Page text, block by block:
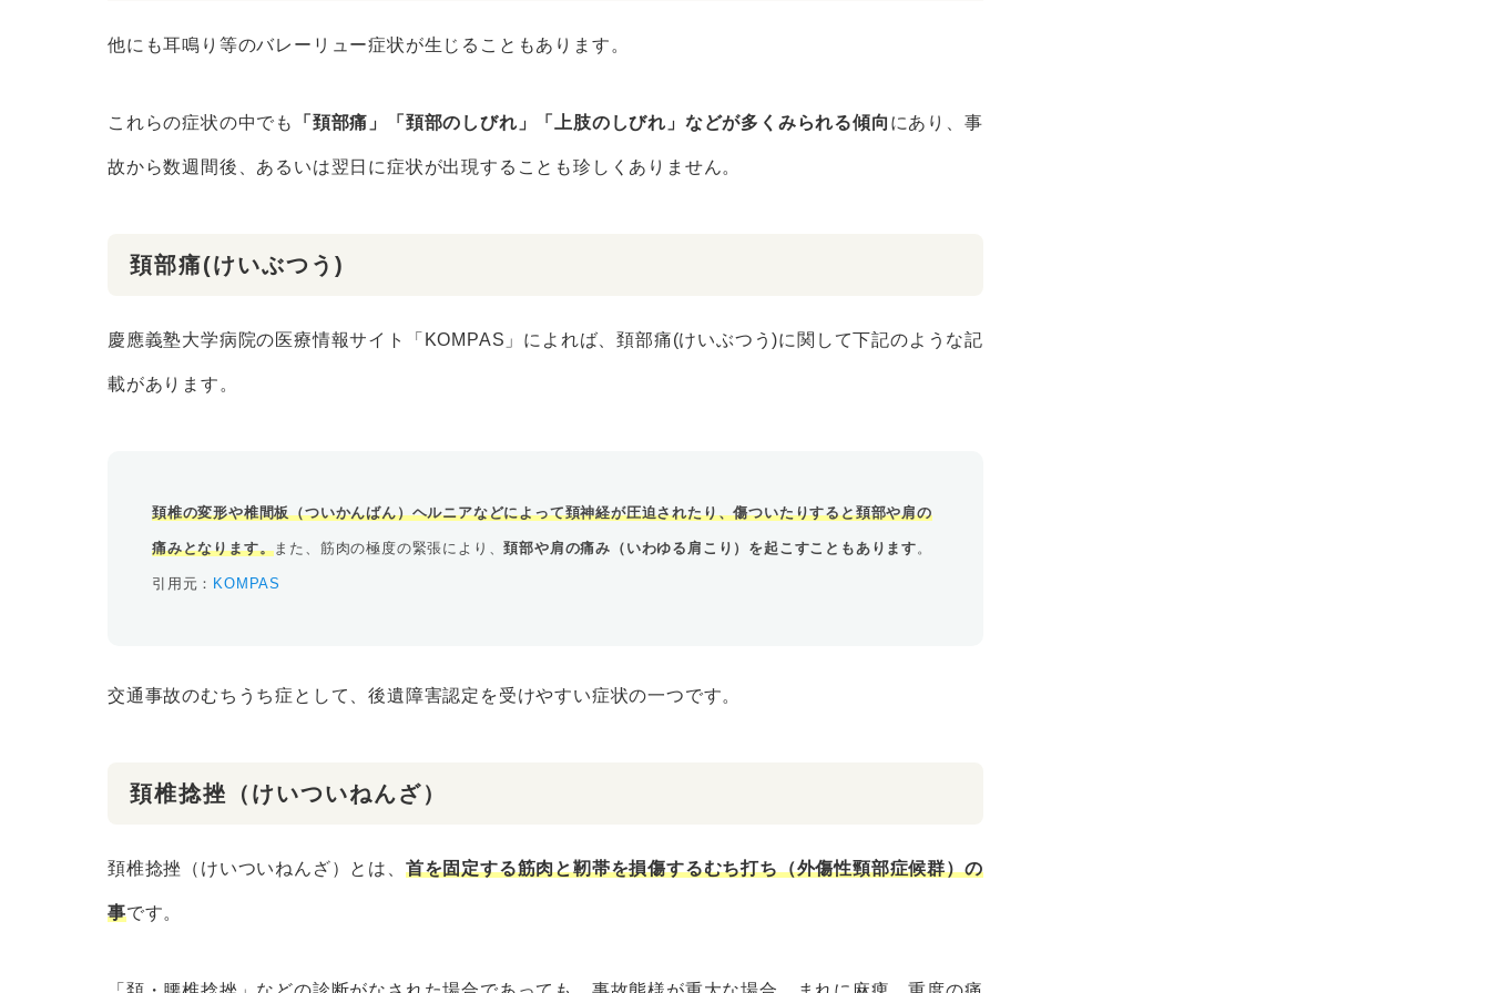
他にも耳鳴り等のバレーリュー症状が生じることもあります。
これらの症状の中でも 「頚部痛」「頚部のしびれ」「上肢のしびれ」などが多くみられる傾向 にあり、事
故から数週間後、あるいは翌日に症状が出現することも珍しくありません。
頚部痛(けいぶつう)
慶應義塾大学病院の医療情報サイト「KOMPAS」によれば、頚部痛(けいぶつう)に関して下記のような記
載があります。
頚椎の変形や椎間板（ついかんばん）ヘルニアなどによって頚神経が圧迫されたり、傷ついたりすると頚部や肩の
痛みとなります。また、筋肉の極度の緊張により、頚部や肩の痛み（いわゆる肩こり）を起こすこともあります。
引用元： KOMPAS
交通事故のむちうち症として、後遺障害認定を受けやすい症状の一つです。
頚椎捻挫（けいついねんざ）
頚椎捻挫（けいついねんざ）とは、 首を固定する筋肉と靭帯を損傷するむち打ち（外傷性頸部症候群）の
事です。